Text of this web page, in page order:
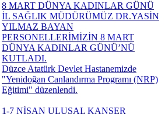
8 MART DÜNYA KADINLAR GÜNÜ
İL SAĞLIK MÜDÜRÜMÜZ DR.YASİN
YILMAZ BAYAN
PERSONELLERİMİZİN 8 MART
DÜNYA KADINLAR GÜNÜ’NÜ
KUTLADI.
Düzce Atatürk Devlet Hastanemizde
"Yenidoğan Canlandırma Programı (NRP)
Eğitimi" düzenlendi.
1-7 NİSAN ULUSAL KANSER